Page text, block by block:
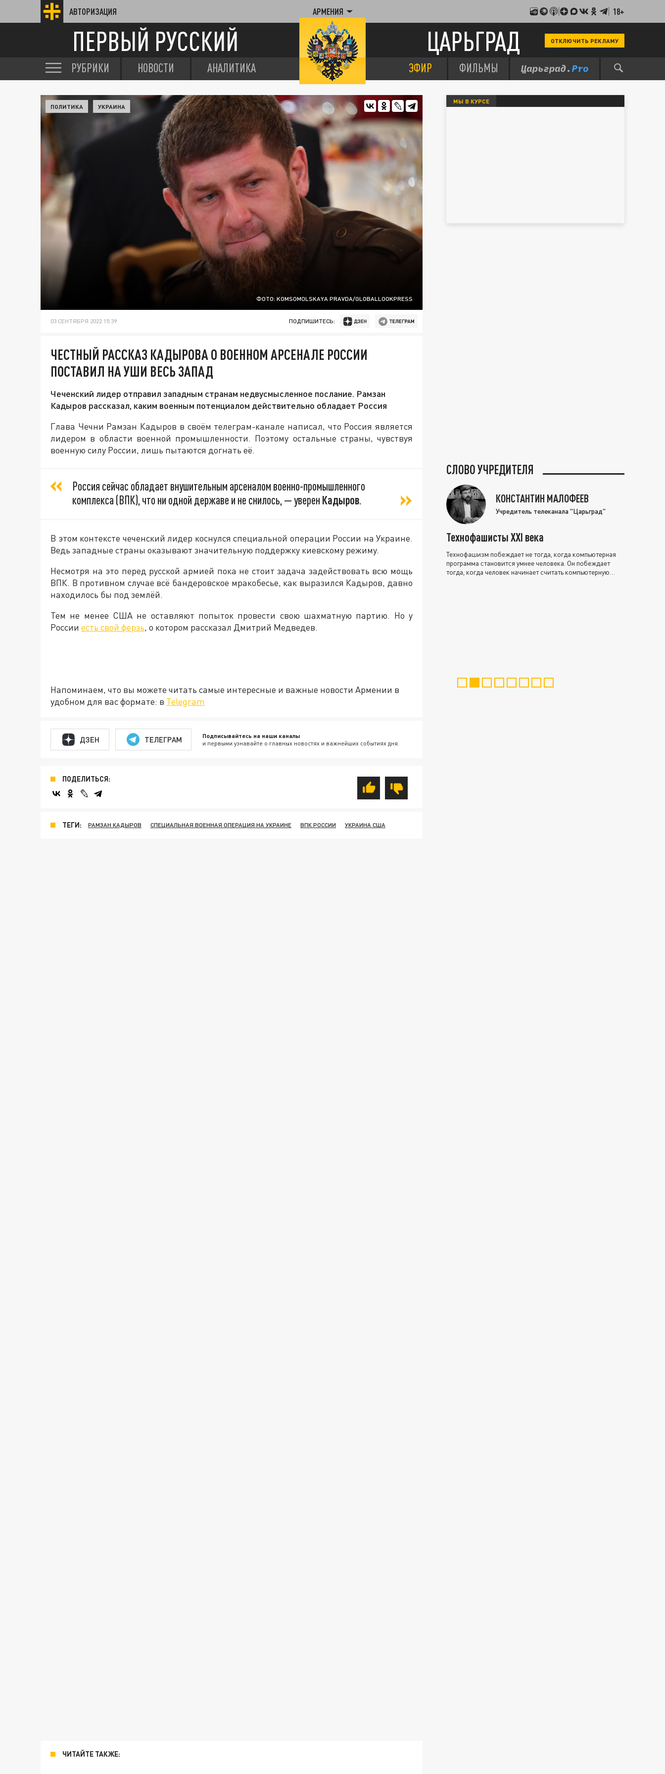
АВТОРИЗАЦИЯ АРМЕНИЯ 18+
ПЕРВЫЙ РУССКИЙ ЦАРЬГРАД ОТКЛЮЧИТЬ РЕКЛАМУ
РУБРИКИ НОВОСТИ АНАЛИТИКА ЭФИР ФИЛЬМЫ
ФОТО: KOMSOMOLSKAYA PRAVDA/GLOBALLOOKPRESS
ПОЛИТИКА УКРАИНА
03 СЕНТЯБРЯ 2022 15:39 ПОДПИШИТЕСЬ:
ЧЕСТНЫЙ РАССКАЗ КАДЫРОВА О ВОЕННОМ АРСЕНАЛЕ РОССИИ
ПОСТАВИЛ НА УШИ ВЕСЬ ЗАПАД
Чеченский лидер отправил западным странам недвусмысленное послание. Рамзан
Кадыров рассказал, каким военным потенциалом действительно обладает Россия
Глава Чечни Рамзан Кадыров в своём телеграм-канале написал, что Россия является
лидером в области военной промышленности. Поэтому остальные страны, чувствуя
военную силу России, лишь пытаются догнать её.
Россия сейчас обладает внушительным арсеналом военно-промышленного
комплекса (ВПК), что ни одной державе и не снилось, — уверен Кадыров.
В этом контексте чеченский лидер коснулся специальной операции России на Украине.
Ведь западные страны оказывают значительную поддержку киевскому режиму.
Несмотря на это перед русской армией пока не стоит задача задействовать всю мощь
ВПК. В противном случае всё бандеровское мракобесье, как выразился Кадыров, давно
находилось бы под землёй.
Тем не менее США не оставляют попыток провести свою шахматную партию. Но у
России есть свой ферзь, о котором рассказал Дмитрий Медведев.
Напоминаем, что вы можете читать самые интересные и важные новости Армении в
удобном для вас формате: в Telegram
ДЗЕН ТЕЛЕГРАМ Подписывайтесь на наши каналы
и первыми узнавайте о главных новостях и важнейших событиях дня.
ПОДЕЛИТЬСЯ:
ТЕГИ: РАМЗАН КАДЫРОВ СПЕЦИАЛЬНАЯ ВОЕННАЯ ОПЕРАЦИЯ НА УКРАИНЕ ВПК РОССИИ УКРАИНА США
ЧИТАЙТЕ ТАКЖЕ:
МЫ В КУРСЕ
СЛОВО УЧРЕДИТЕЛЯ
КОНСТАНТИН МАЛОФЕЕВ
Учредитель телеканала "Царьград"
Технофашисты XXI века
Технофашизм побеждает не тогда, когда компьютерная
программа становится умнее человека. Он побеждает
тогда, когда человек начинает считать компьютерную